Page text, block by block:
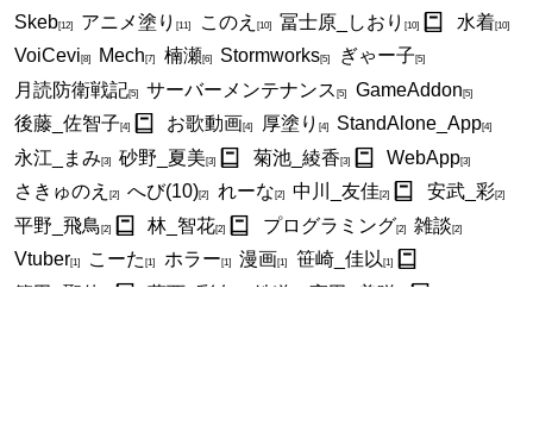
Skeb[12] アニメ塗り[11] このえ [10] 冨士原_しおり[10] 水着[10]
VoiCevi [8] Mech[7] 楠瀬[6] Stormworks[5] ぎゃー子 [5]
月読防衛戦記[5] サーバーメンテナンス[5] GameAddon[5]
後藤_佐智子 [4] お歌動画[4] 厚塗り [4] StandAlone_App[4]
永江_まみ[3] 砂野_夏美[3] 菊池_綾香[3] WebApp[3]
さきゅのえ [2] へび(10)[2] れーな [2] 中川_友佳[2] 安武_彩[2]
平野_飛鳥[2] 林_智花[2] プログラミング[2] 雑談[2]
Vtuber[1] こーた[1] ホラー [1] 漫画[1] 笹崎_佳以 [1]
篠田_聖佳 葛西_彩奈 鉄道 高田_美咲